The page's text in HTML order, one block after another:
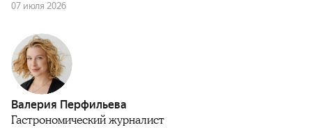
07 июля 2026
Валерия Перфильева
Гастрономический журналист